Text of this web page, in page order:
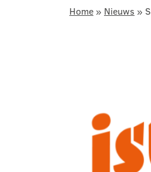
Home » Nieuws »